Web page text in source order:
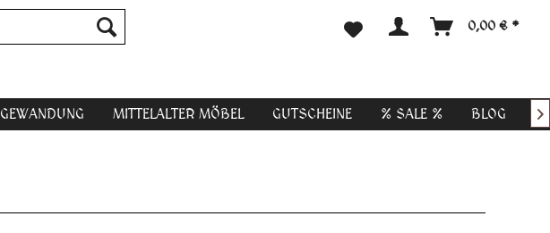
0,00 € *
GEWANDUNG MITTELALTER MÖBEL GUTSCHEINE % SALE % BLOG 